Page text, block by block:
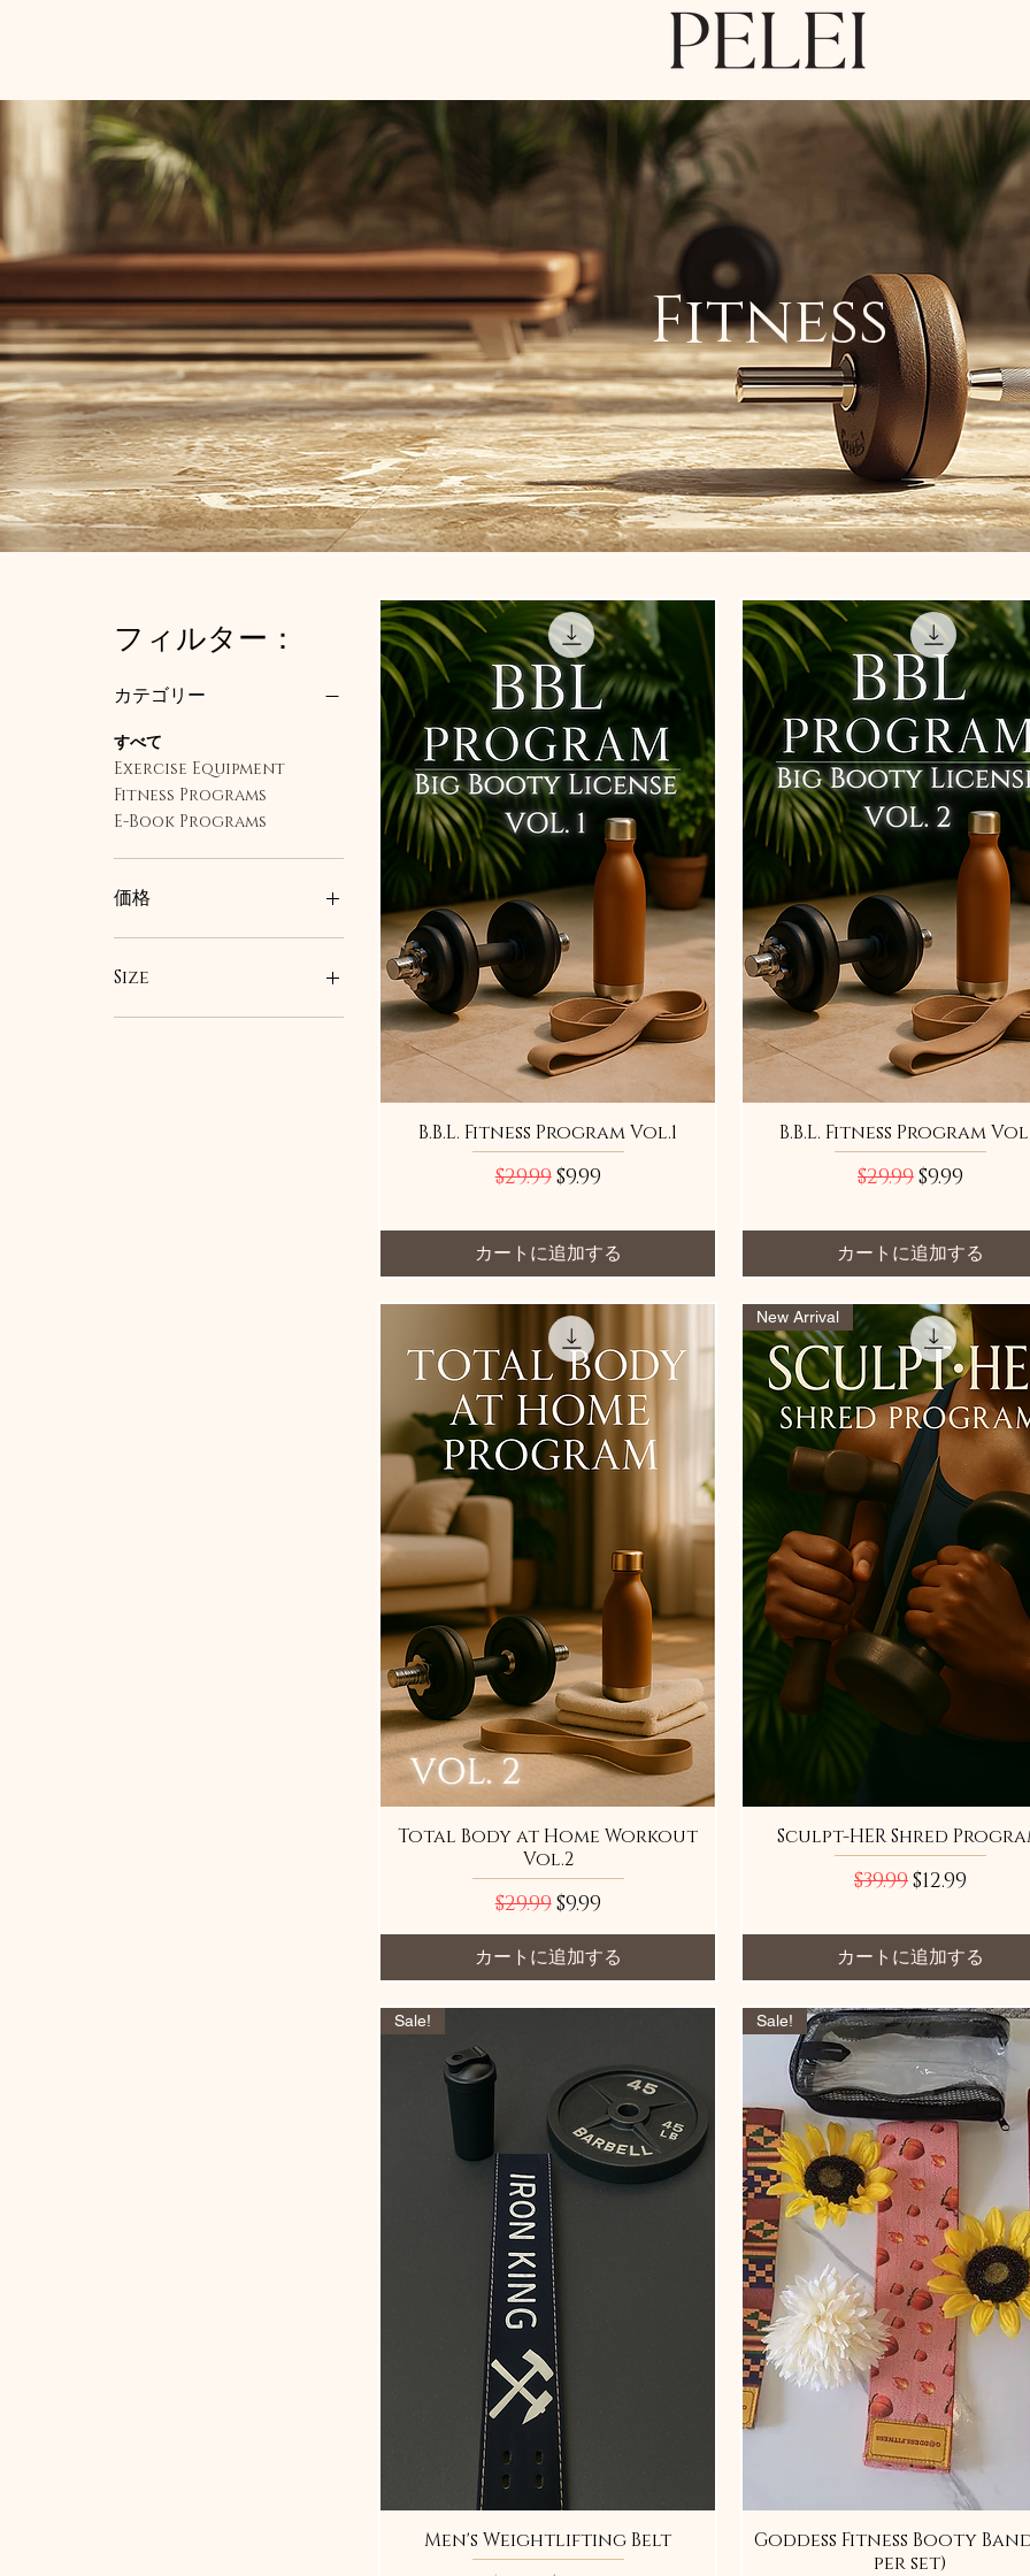
Fitness
フィルター：
カテゴリー
すべて
Exercise Equipment
Fitness Programs
E-Book Programs
価格
$9
Size
Large
B.B.L. Fitness Program Vol.1
通常価格
$29.99セール価格
$9.99
カートに追加する
B.B.L. Fitness Program
通常価格
$29.99セール価格
$9.99
カートに追加する
Total Body at Home Workout
Vol.2
通常価格
$29.99セール価格
$9.99
カートに追加する
New Arrival
Sculpt-HER Shred
通常価格
$39.99セール価格
$12.99
カートに追加する
Sale!
Men's Weightlifting Belt
Sale!
Goddess Fitness Booty
per set)